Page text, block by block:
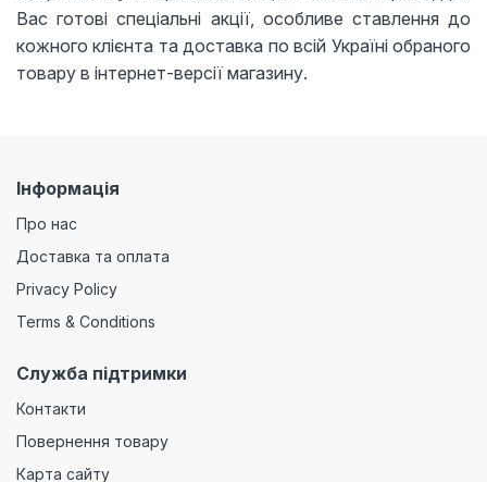
Вас готові спеціальні акції, особливе ставлення до
кожного клієнта та доставка по всій Україні обраного
товару в інтернет-версії магазину.
Інформація
Про нас
Доставка та оплата
Privacy Policy
Terms & Conditions
Служба підтримки
Контакти
Повернення товару
Карта сайту